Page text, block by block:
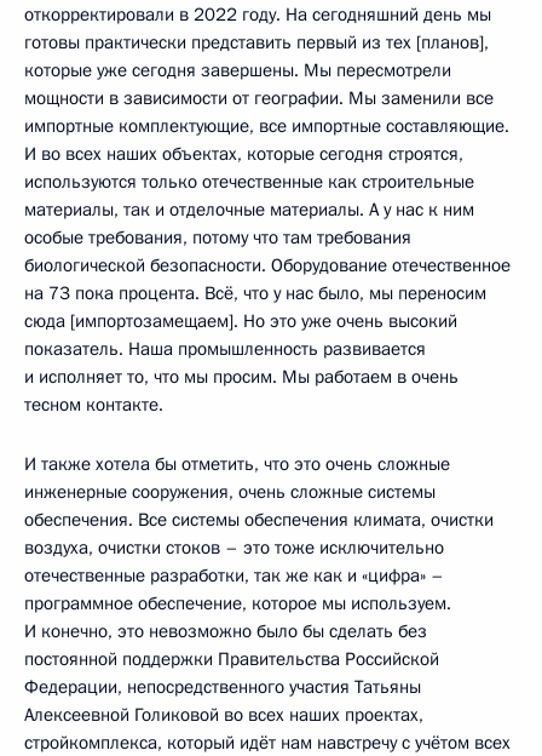
откорректировали в 2022 году. На сегодняшний день мы
готовы практически представить первый из тех [планов],
которые уже сегодня завершены. Мы пересмотрели
мощности в зависимости от географии. Мы заменили все
импортные комплектующие, все импортные составляющие.
И во всех наших объектах, которые сегодня строятся,
используются только отечественные как строительные
материалы, так и отделочные материалы. А у нас к ним
особые требования, потому что там требования
биологической безопасности. Оборудование отечественное
на 73 пока процента. Всё, что у нас было, мы переносим
сюда [импортозамещаем]. Но это уже очень высокий
показатель. Наша промышленность развивается
и исполняет то, что мы просим. Мы работаем в очень
тесном контакте.
И также хотела бы отметить, что это очень сложные
инженерные сооружения, очень сложные системы
обеспечения. Все системы обеспечения климата, очистки
воздуха, очистки стоков – это тоже исключительно
отечественные разработки, так же как и «цифра» –
программное обеспечение, которое мы используем.
И конечно, это невозможно было бы сделать без
постоянной поддержки Правительства Российской
Федерации, непосредственного участия Татьяны
Алексеевной Голиковой во всех наших проектах,
стройкомплекса, который идёт нам навстречу с учётом всех